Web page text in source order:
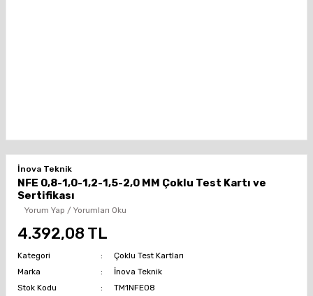
İnova Teknik
NFE 0,8-1,0-1,2-1,5-2,0 MM Çoklu Test Kartı ve
Sertifikası
Yorum Yap / Yorumları Oku
4.392,08 TL
Kategori
Çoklu Test Kartları
Marka
İnova Teknik
Stok Kodu
TM1NFE08